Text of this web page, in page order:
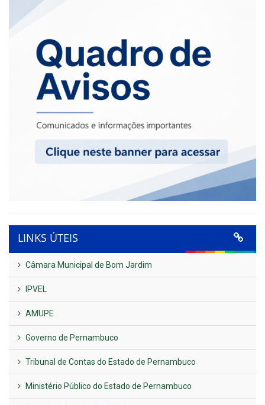
LINKS ÚTEIS
Câmara Municipal de Bom Jardim
IPVEL
AMUPE
Governo de Pernambuco
Tribunal de Contas do Estado de Pernambuco
Ministério Público do Estado de Pernambuco